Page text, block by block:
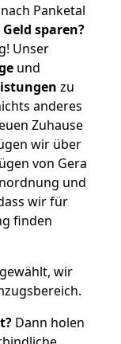
Panketal
sparen?
Unser
und
zu
anderes
Zuhause
wir über
von Gera
und
wir für
finden
wir
Dann holen